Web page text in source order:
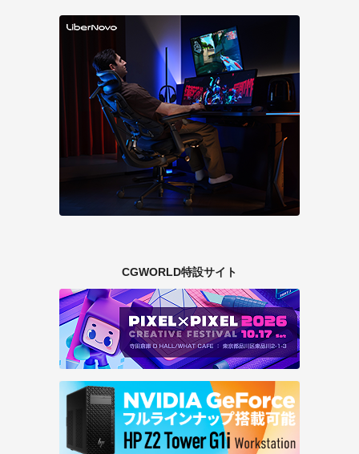
CGWORLD特設サイト